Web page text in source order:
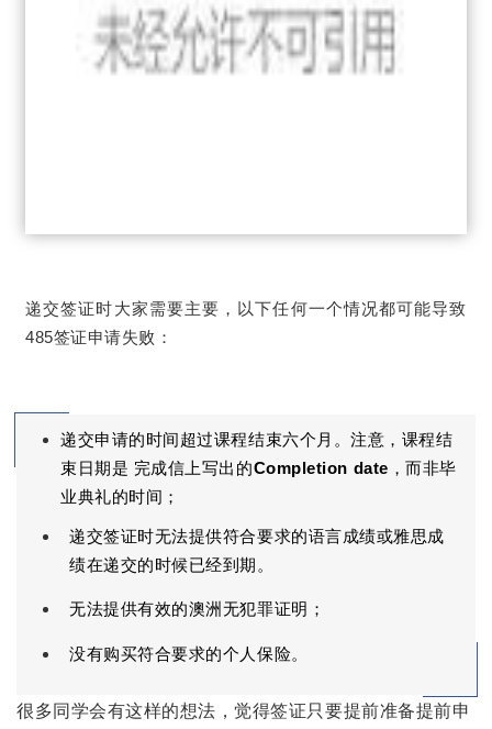
递交签证时大家需要主要，以下任何一个情况都可能导致
485签证申请失败：
递交申请的时间超过课程结束六个月。注意，课程结
束日期是 完成信上写出的Completion date ，而非毕
业典礼的时间；
递交签证时无法提供符合要求的语言成绩或雅思成
绩在递交的时候已经到期。
无法提供有效的澳洲无犯罪证明；
没有购买符合要求的个人保险。
很多同学会有这样的想法，觉得签证只要提前准备提前申